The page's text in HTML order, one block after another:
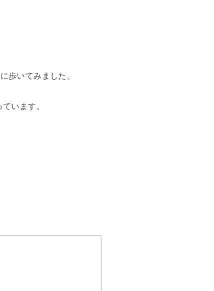
歩いてみました。
います。